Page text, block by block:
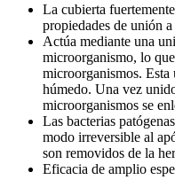
La cubierta
propiedades de unión
Actúa mediante una
microorganismo, lo
microorganismos.
húmedo. Una vez
microorganismos se
Las bacterias
modo irreversible al
son removidos de la
Eficacia de amplio